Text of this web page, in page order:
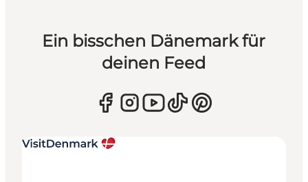
Ein bisschen Dänemark für
deinen Feed